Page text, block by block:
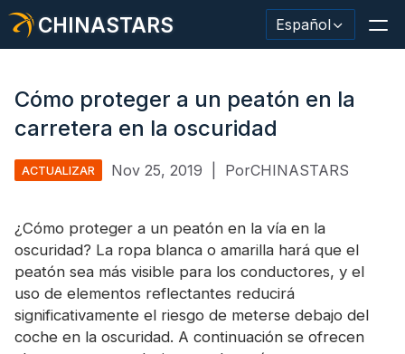
CHINASTARS Español
Ropa de seguridad
Material que brilla en la oscuridad.
Revestimiento de lavado industrial
Acerca de CHINASTARS
Cómo proteger a un peatón en la
carretera en la oscuridad
ACTUALIZAR Nov 25, 2019 PorCHINASTARS
¿Cómo proteger a un peatón en la vía en la
oscuridad? La ropa blanca o amarilla hará que el
peatón sea más visible para los conductores, y el
uso de elementos reflectantes reducirá
significativamente el riesgo de meterse debajo del
coche en la oscuridad. A continuación se ofrecen